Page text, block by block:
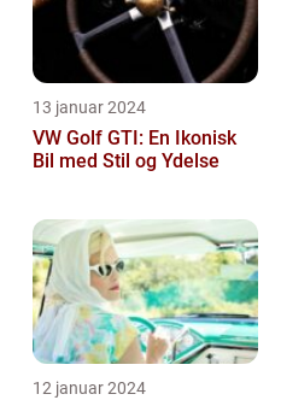
13 januar 2024
VW Golf GTI: En Ikonisk
Bil med Stil og Ydelse
12 januar 2024